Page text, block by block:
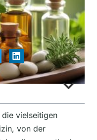
vielseitigen
von der